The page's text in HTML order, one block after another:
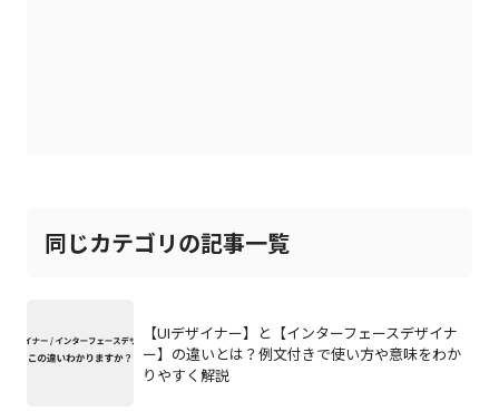
同じカテゴリの記事一覧
【UIデザイナー】と【インターフェースデザイナ
ー】の違いとは？例文付きで使い方や意味をわか
りやすく解説